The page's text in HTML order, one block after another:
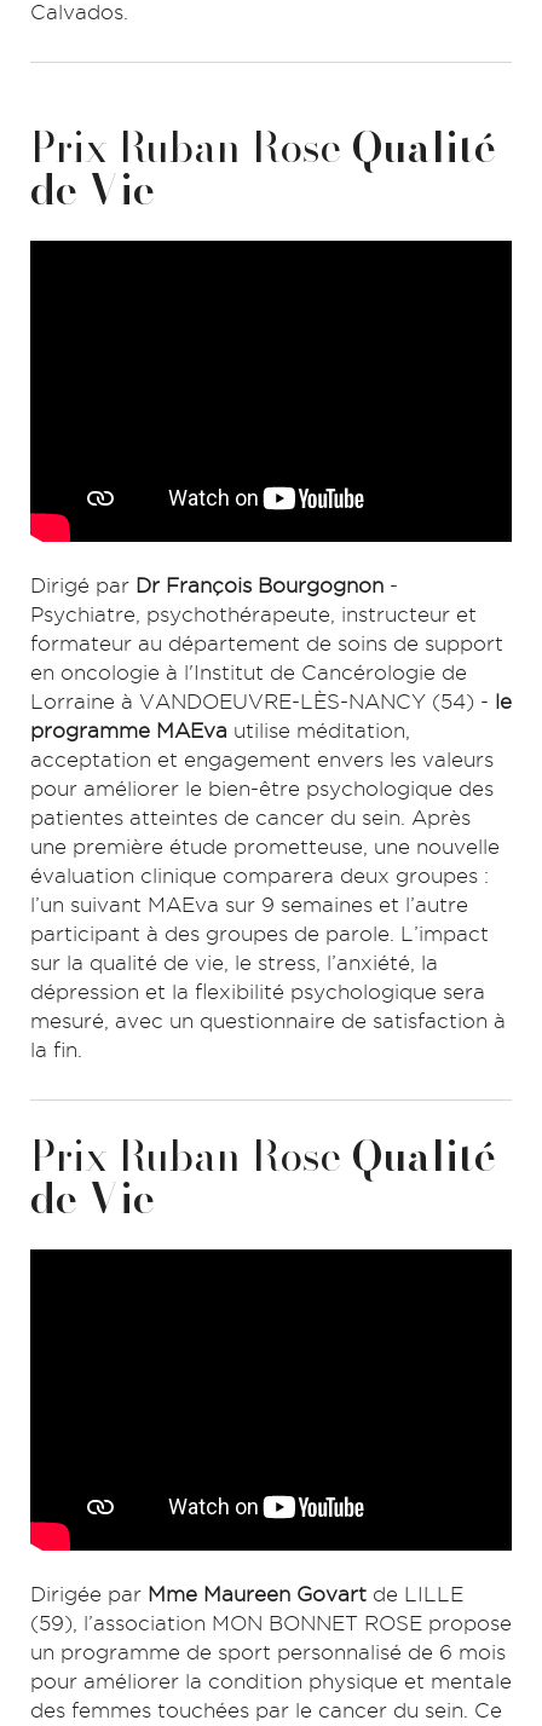
Calvados.
Prix Ruban Rose Qualité
de Vie
Dirigé par Dr François Bourgognon -
Psychiatre, psychothérapeute, instructeur et
formateur au département de soins de support
en oncologie à l'Institut de Cancérologie de
Lorraine à VANDOEUVRE-LÈS-NANCY (54) - le
programme MAEva utilise méditation,
acceptation et engagement envers les valeurs
pour améliorer le bien-être psychologique des
patientes atteintes de cancer du sein. Après
une première étude prometteuse, une nouvelle
évaluation clinique comparera deux groupes :
l’un suivant MAEva sur 9 semaines et l’autre
participant à des groupes de parole. L’impact
sur la qualité de vie, le stress, l’anxiété, la
dépression et la flexibilité psychologique sera
mesuré, avec un questionnaire de satisfaction à
la fin.
Prix Ruban Rose Qualité
de Vie
Dirigée par Mme Maureen Govart de LILLE
(59), l’association MON BONNET ROSE propose
un programme de sport personnalisé de 6 mois
pour améliorer la condition physique et mentale
des femmes touchées par le cancer du sein. Ce